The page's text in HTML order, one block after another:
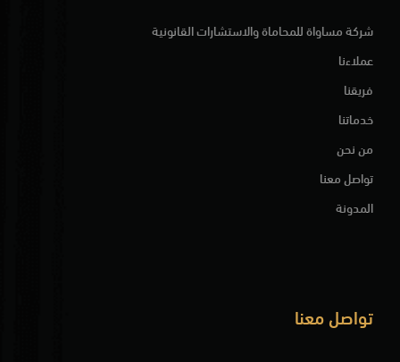
شركة مساواة للمحاماة والاستشارات القانونية
عملاءنا
فريقنا
خدماتنا
من نحن
تواصل معنا
المدونة
تواصل معنا